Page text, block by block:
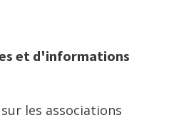
et d'informations
sur les associations